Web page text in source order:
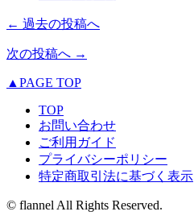
← 過去の投稿へ
次の投稿へ →
▲PAGE TOP
TOP
お問い合わせ
ご利用ガイド
プライバシーポリシー
特定商取引法に基づく表示
© flannel All Rights Reserved.